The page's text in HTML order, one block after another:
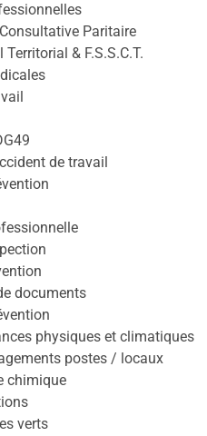
Paritaire
& F.S.S.C.T.
de travail
documents
physiques et climatiques
postes / locaux
chimique
verts